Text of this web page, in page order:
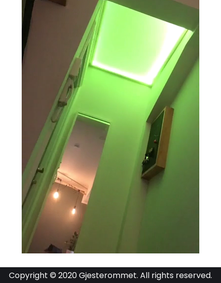
Copyright © 2020 Gjesterommet. All rights reserved.